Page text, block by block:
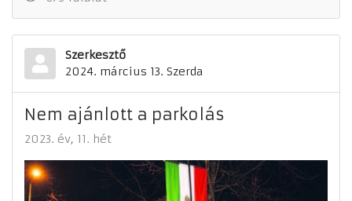
Szerkesztő
2024. március 13. Szerda
Nem ajánlott a parkolás
2023. év 11. hét